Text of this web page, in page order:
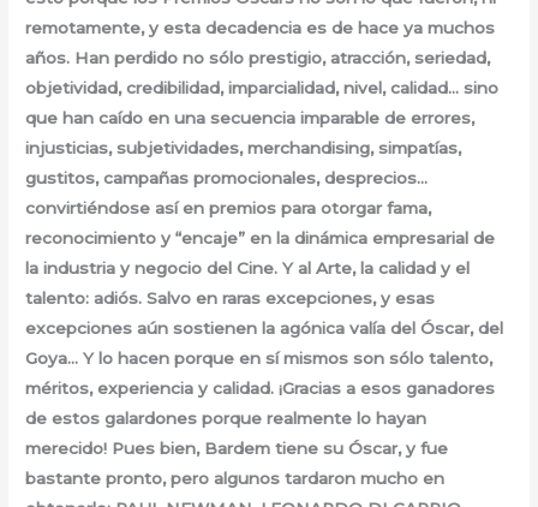
remotamente, y esta decadencia es de hace ya muchos
años. Han perdido no sólo prestigio, atracción, seriedad,
objetividad, credibilidad, imparcialidad, nivel, calidad… sino
que han caído en una secuencia imparable de errores,
injusticias, subjetividades, merchandising, simpatías,
gustitos, campañas promocionales, desprecios…
convirtiéndose así en premios para otorgar fama,
reconocimiento y “encaje” en la dinámica empresarial de
la industria y negocio del Cine. Y al Arte, la calidad y el
talento: adiós. Salvo en raras excepciones, y esas
excepciones aún sostienen la agónica valía del Óscar, del
Goya… Y lo hacen porque en sí mismos son sólo talento,
méritos, experiencia y calidad. ¡Gracias a esos ganadores
de estos galardones porque realmente lo hayan
merecido! Pues bien, Bardem tiene su Óscar, y fue
bastante pronto, pero algunos tardaron mucho en